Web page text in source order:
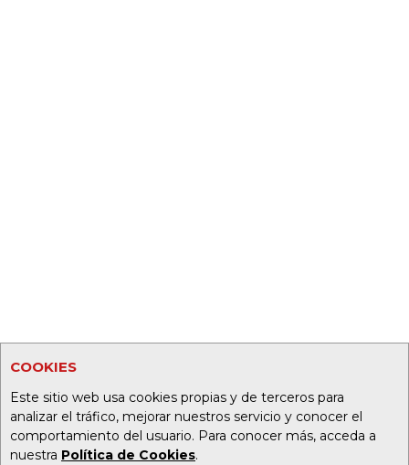
COOKIES
Este sitio web usa cookies propias y de terceros para
analizar el tráfico, mejorar nuestros servicio y conocer el
comportamiento del usuario. Para conocer más, acceda a
nuestra Política de Cookies.